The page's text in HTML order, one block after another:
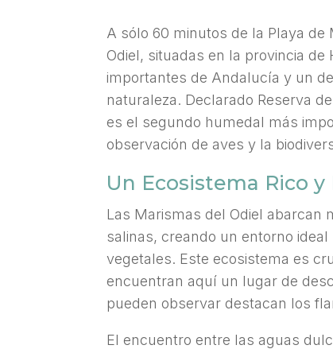
A sólo 60 minutos de la Playa
Odiel, situadas en la provincia
importantes de Andalucía y un
naturaleza. Declarado Reserva
es el segundo humedal más
observación de aves y la
Un Ecosistema Rico y
Las Marismas del Odiel abarcan
salinas, creando un entorno
vegetales. Este ecosistema es
encuentran aquí un lugar de
pueden observar destacan los
El encuentro entre las aguas